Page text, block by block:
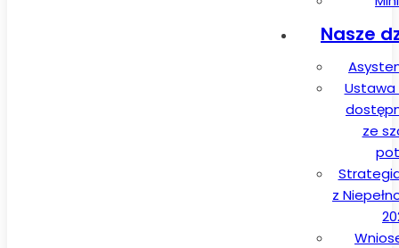
Nasze
Ustawa
ze
z